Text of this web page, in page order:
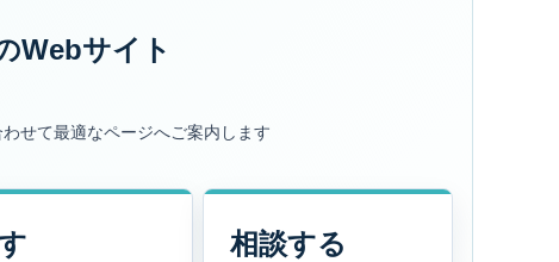
Webサイト
せて最適なページへご案内します
相談する